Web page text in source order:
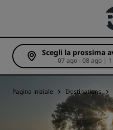
Scegli la prossima
Pagina iniziale Destinations